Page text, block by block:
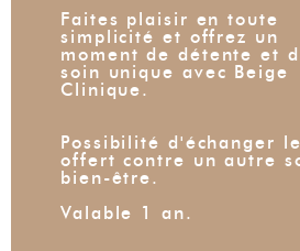
Faites plaisir en toute
simplicité et offrez un
moment de détente et
soin unique avec Beige
Clinique.
Possibilité d'échanger
offert contre un autre
bien-être.
Valable 1 an.